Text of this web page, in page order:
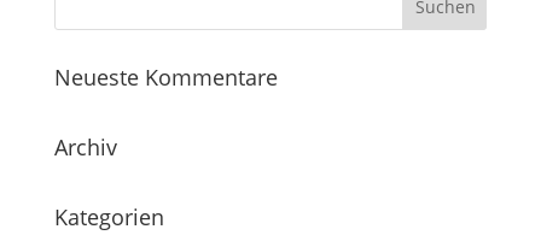
Neueste Kommentare
Archiv
Kategorien